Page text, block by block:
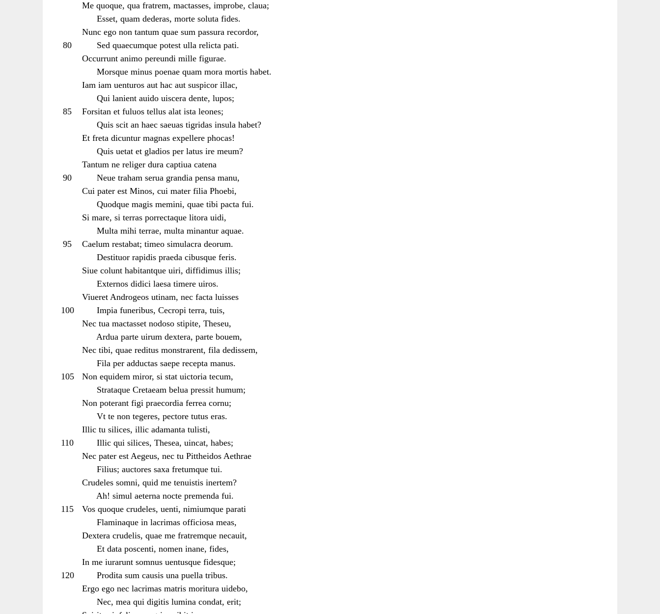
Me quoque, qua fratrem, mactasses, improbe, claua;
Esset, quam dederas, morte soluta fides.
Nunc ego non tantum quae sum passura recordor,
80
Sed quaecumque potest ulla relicta pati.
Occurrunt animo pereundi mille figurae.
Morsque minus poenae quam mora mortis habet.
Iam iam uenturos aut hac aut suspicor illac,
Qui lanient auido uiscera dente, lupos;
85
Forsitan et fuluos tellus alat ista leones;
Quis scit an haec saeuas tigridas insula habet?
Et freta dicuntur magnas expellere phocas!
Quis uetat et gladios per latus ire meum?
Tantum ne religer dura captiua catena
90
Neue traham serua grandia pensa manu,
Cui pater est Minos, cui mater filia Phoebi,
Quodque magis memini, quae tibi pacta fui.
Si mare, si terras porrectaque litora uidi,
Multa mihi terrae, multa minantur aquae.
95
Caelum restabat; timeo simulacra deorum.
Destituor rapidis praeda cibusque feris.
Siue colunt habitantque uiri, diffidimus illis;
Externos didici laesa timere uiros.
Viueret Androgeos utinam, nec facta luisses
100
Impia funeribus, Cecropi terra, tuis,
Nec tua mactasset nodoso stipite, Theseu,
Ardua parte uirum dextera, parte bouem,
Nec tibi, quae reditus monstrarent, fila dedissem,
Fila per adductas saepe recepta manus.
105
Non equidem miror, si stat uictoria tecum,
Strataque Cretaeam belua pressit humum;
Non poterant figi praecordia ferrea cornu;
Vt te non tegeres, pectore tutus eras.
Illic tu silices, illic adamanta tulisti,
110
Illic qui silices, Thesea, uincat, habes;
Nec pater est Aegeus, nec tu Pittheidos Aethrae
Filius; auctores saxa fretumque tui.
Crudeles somni, quid me tenuistis inertem?
Ah! simul aeterna nocte premenda fui.
115
Vos quoque crudeles, uenti, nimiumque parati
Flaminaque in lacrimas officiosa meas,
Dextera crudelis, quae me fratremque necauit,
Et data poscenti, nomen inane, fides,
In me iurarunt somnus uentusque fidesque;
120
Prodita sum causis una puella tribus.
Ergo ego nec lacrimas matris moritura uidebo,
Nec, mea qui digitis lumina condat, erit;